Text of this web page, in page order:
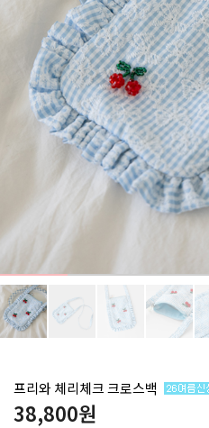
프리와 체리체크 크로스백
38,800원